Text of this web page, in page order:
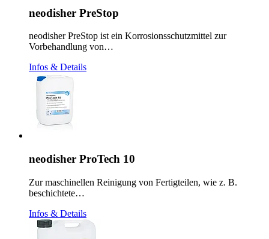
neodisher PreStop
neodisher PreStop ist ein Korrosionsschutzmittel zur
Vorbehandlung von…
Infos & Details
neodisher ProTech 10
Zur maschinellen Reinigung von Fertigteilen, wie z. B.
beschichtete…
Infos & Details